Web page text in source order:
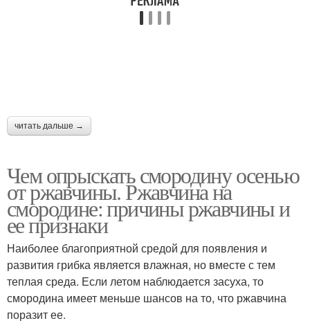
читать дальше →
Чем опрыскать смородину осенью
от ржавчины. Ржавчина на
смородине: причины ржавчины и
ее признаки
Наиболее благоприятной средой для появления и
развития грибка является влажная, но вместе с тем
теплая среда. Если летом наблюдается засуха, то
смородина имеет меньше шансов на то, что ржавчина
поразит ее.